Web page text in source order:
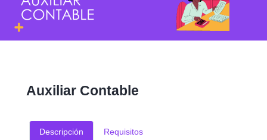
Auxiliar Contable
Descripción Requisitos